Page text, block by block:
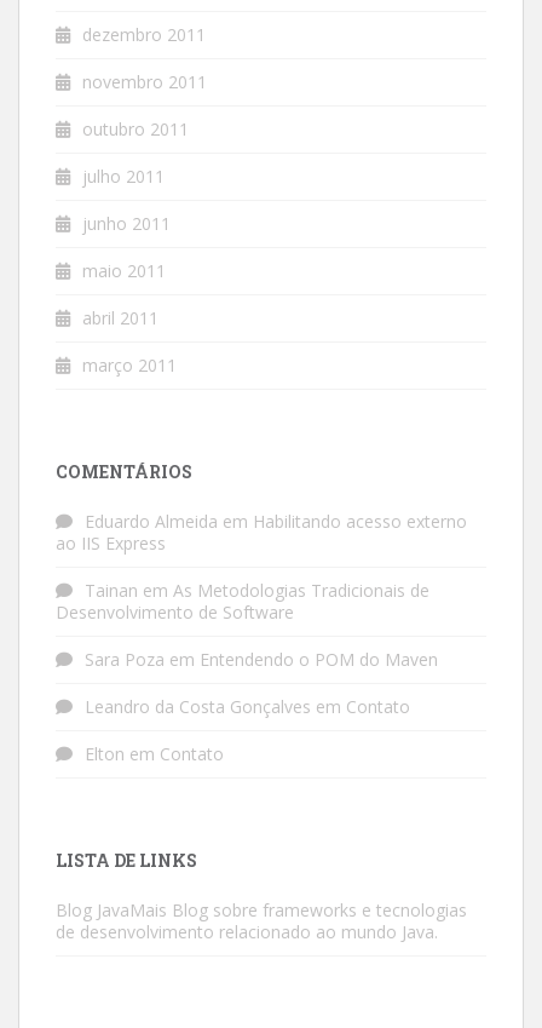
dezembro 2011
novembro 2011
outubro 2011
julho 2011
junho 2011
maio 2011
abril 2011
março 2011
COMENTÁRIOS
Eduardo Almeida em Habilitando acesso externo
ao IIS Express
Tainan em As Metodologias Tradicionais de
Desenvolvimento de Software
Sara Poza em Entendendo o POM do Maven
Leandro da Costa Gonçalves em Contato
Elton em Contato
LISTA DE LINKS
Blog JavaMais Blog sobre frameworks e tecnologias
de desenvolvimento relacionado ao mundo Java.